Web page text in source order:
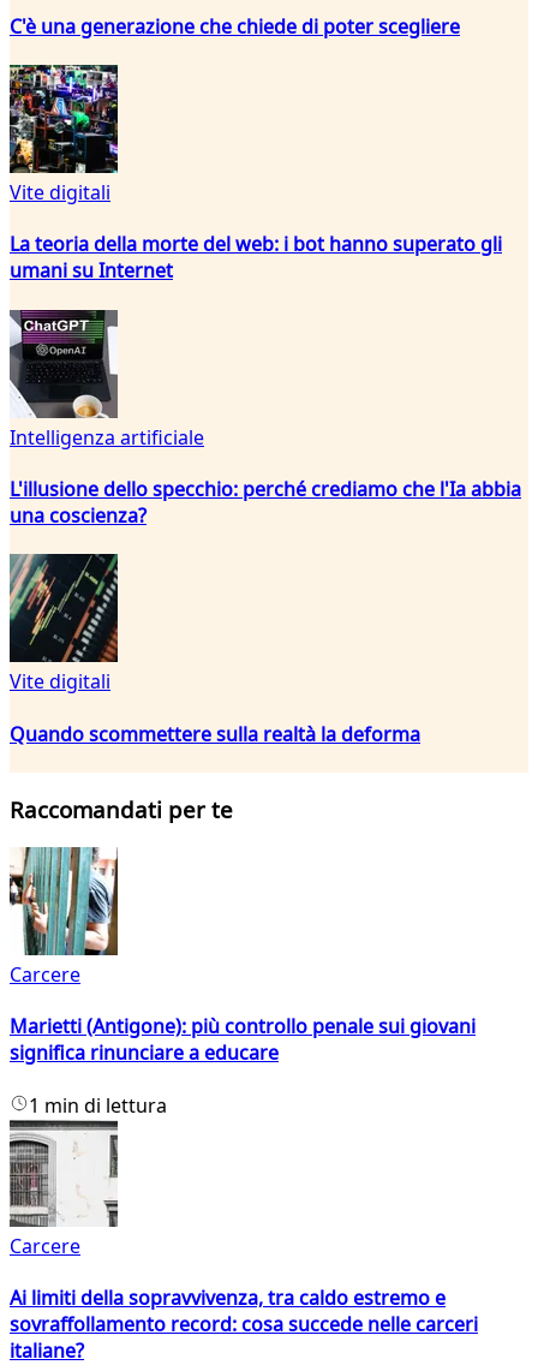
C'è una generazione che chiede di poter scegliere
Vite digitali
La teoria della morte del web: i bot hanno superato gli
umani su Internet
Intelligenza artificiale
L'illusione dello specchio: perché crediamo che l'Ia abbia
una coscienza?
Vite digitali
Quando scommettere sulla realtà la deforma
Raccomandati per te
Carcere
Marietti (Antigone): più controllo penale sui giovani
significa rinunciare a educare
1 min di lettura
Carcere
Ai limiti della sopravvivenza, tra caldo estremo e
sovraffollamento record: cosa succede nelle carceri
italiane?